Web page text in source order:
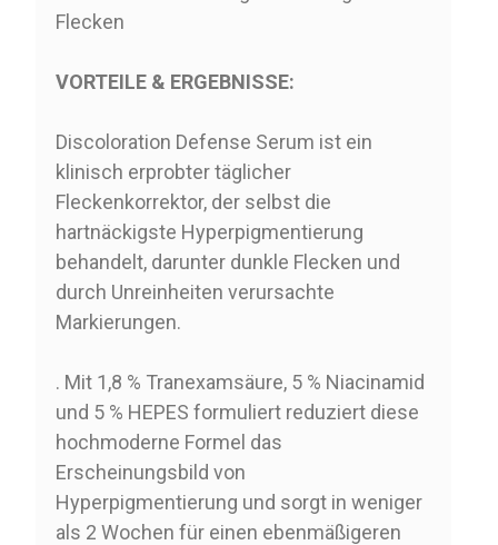
Flecken
VORTEILE & ERGEBNISSE:
Discoloration Defense Serum ist ein
klinisch erprobter täglicher
Fleckenkorrektor, der selbst die
hartnäckigste Hyperpigmentierung
behandelt, darunter dunkle Flecken und
durch Unreinheiten verursachte
Markierungen.
. Mit 1,8 % Tranexamsäure, 5 % Niacinamid
und 5 % HEPES formuliert reduziert diese
hochmoderne Formel das
Erscheinungsbild von
Hyperpigmentierung und sorgt in weniger
als 2 Wochen für einen ebenmäßigeren